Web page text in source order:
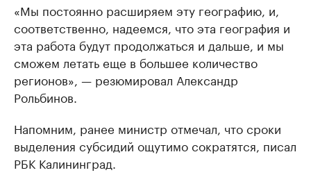
«Мы постоянно расширяем эту географию, и,
соответственно, надеемся, что эта география и
эта работа будут продолжаться и дальше, и мы
сможем летать еще в большее количество
регионов», — резюмировал Александр
Рольбинов.
Напомним, ранее министр отмечал, что сроки
выделения субсидий ощутимо сократятся, писал
РБК Калининград.